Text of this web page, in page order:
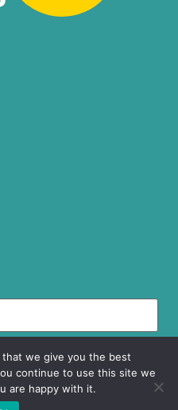
we give you the best
continue to use this site we
are happy with it.